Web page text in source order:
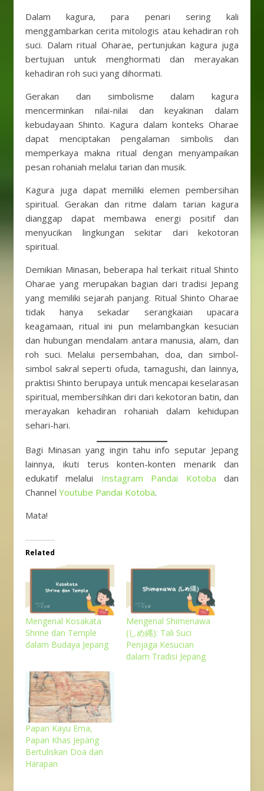
Dalam kagura, para penari sering kali
menggambarkan cerita mitologis atau kehadiran roh
suci. Dalam ritual Oharae, pertunjukan kagura juga
bertujuan untuk menghormati dan merayakan
kehadiran roh suci yang dihormati.
Gerakan dan simbolisme dalam kagura
mencerminkan nilai-nilai dan keyakinan dalam
kebudayaan Shinto. Kagura dalam konteks Oharae
dapat menciptakan pengalaman simbolis dan
memperkaya makna ritual dengan menyampaikan
pesan rohaniah melalui tarian dan musik.
Kagura juga dapat memiliki elemen pembersihan
spiritual. Gerakan dan ritme dalam tarian kagura
dianggap dapat membawa energi positif dan
menyucikan lingkungan sekitar dari kekotoran
spiritual.
Demikian Minasan, beberapa hal terkait ritual Shinto
Oharae yang merupakan bagian dari tradisi Jepang
yang memiliki sejarah panjang. Ritual Shinto Oharae
tidak hanya sekadar serangkaian upacara
keagamaan, ritual ini pun melambangkan kesucian
dan hubungan mendalam antara manusia, alam, dan
roh suci. Melalui persembahan, doa, dan simbol-
simbol sakral seperti ofuda, tamagushi, dan lainnya,
praktisi Shinto berupaya untuk mencapai keselarasan
spiritual, membersihkan diri dari kekotoran batin, dan
merayakan kehadiran rohaniah dalam kehidupan
sehari-hari.
Bagi Minasan yang ingin tahu info seputar Jepang
lainnya, ikuti terus konten-konten menarik dan
edukatif melalui Instagram Pandai Kotoba dan
Channel Youtube Pandai Kotoba.
Mata!
Related
Mengenal Kosakata
Shrine dan Temple
dalam Budaya Jepang
Mengenal Shimenawa
(しめ縄): Tali Suci
Penjaga Kesucian
dalam Tradisi Jepang
Papan Kayu Ema,
Papan Khas Jepang
Bertuliskan Doa dan
Harapan